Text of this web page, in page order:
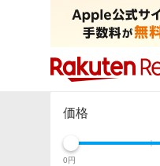
カテゴリー一覧
価格
0円